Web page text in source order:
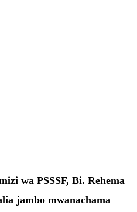
wa PSSSF, Bi. Rehema
jambo mwanachama